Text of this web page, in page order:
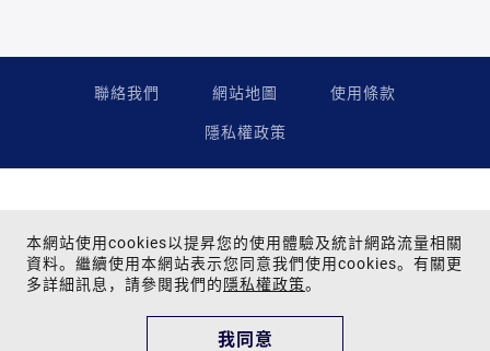
聯絡我們 網站地圖
使用條款
隱私權政策
Copyright © 2024 Far Eastern Group All rights reserved.
為提供您最佳的瀏覽品質與網站體驗，建議您使用Google Chrome、
Firefox、Safari瀏覽器，並更新至最新版本。
本網站使用cookies以提昇您的使用體驗及統計網路流量相關
資料。繼續使用本網站表示您同意我們使用cookies。有關更
多詳細訊息，請參閱我們的隱私權政策。
我同意